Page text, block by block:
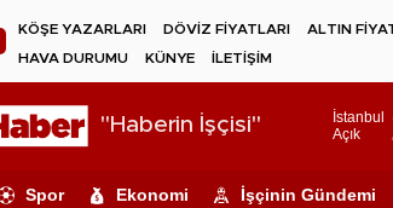
KÖŞE YAZARLARI DÖVİZ FİYATLARI ALTIN
HAVA DURUMU
KÜNYE İLETİŞİM
"Haberin İşçisi"
İstanbul
Açık
Spor Ekonomi İşçinin Gündemi